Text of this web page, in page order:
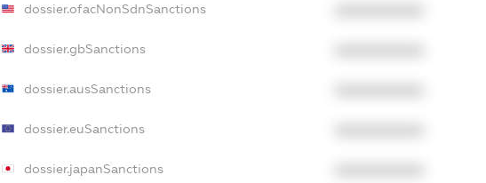
dossier.ofacNonSdnSanctions
dossier.gbSanctions
dossier.ausSanctions
dossier.euSanctions
dossier.japanSanctions